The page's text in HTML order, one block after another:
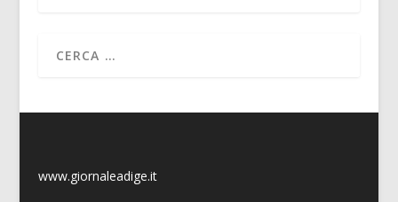
www.giornaleadige.it